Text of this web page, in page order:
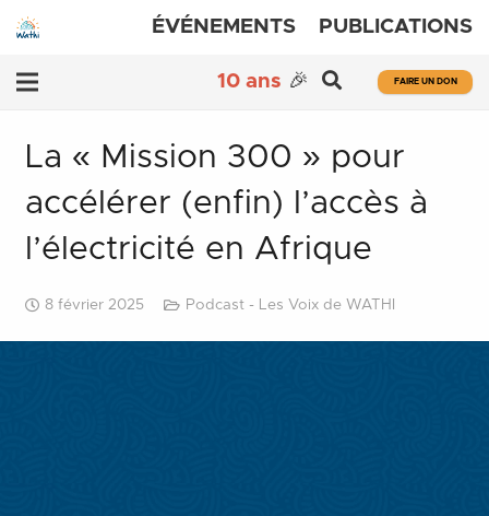
ÉVÉNEMENTS PUBLICATIONS
10 ans 🎉 FAIRE UN DON
La « Mission 300 » pour
accélérer (enfin) l’accès à
l’électricité en Afrique
8 février 2025 Podcast - Les Voix de WATHI